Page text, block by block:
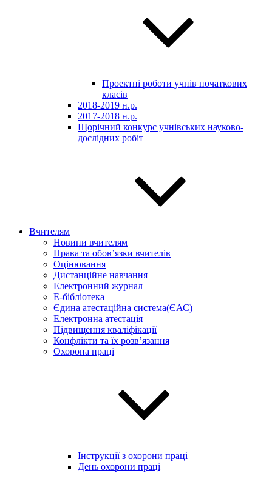
Проектні роботи учнів початкових
класів
2018-2019 н.р.
2017-2018 н.р.
Щорічний конкурс учнівських науково-
дослідних робіт
Вчителям
Новини вчителям
Права та обов’язки вчителів
Оцінювання
Дистанційне навчання
Електронний журнал
E-бібліотека
Єдина атестаційна система(ЄАС)
Електронна атестація
Підвищення кваліфікації
Конфлікти та їх розв’язання
Охорона праці
Інструкції з охорони праці
День охорони праці